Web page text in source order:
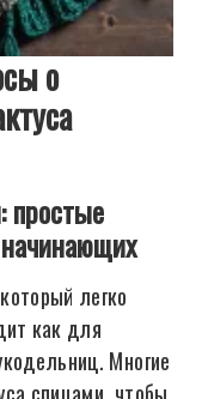
о
простые
легко
как для
Многие